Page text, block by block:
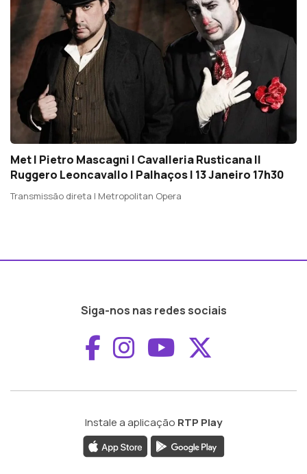
Met | Pietro Mascagni | Cavalleria Rusticana ||
Ruggero Leoncavallo | Palhaços | 13 Janeiro 17h30
Transmissão direta | Metropolitan Opera
Siga-nos nas redes sociais
Aceder ao
Aceder ao
Aceder ao
Instale a aplicação RTP Play